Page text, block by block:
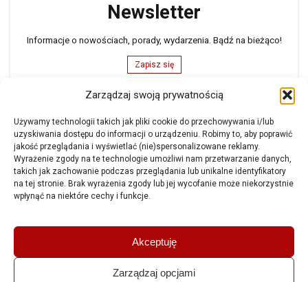
Zarządzaj swoją prywatnością
Używamy technologii takich jak pliki cookie do przechowywania i/lub
uzyskiwania dostępu do informacji o urządzeniu. Robimy to, aby poprawić
jakość przeglądania i wyświetlać (nie)spersonalizowane reklamy.
Wyrażenie zgody na te technologie umożliwi nam przetwarzanie danych,
takich jak zachowanie podczas przeglądania lub unikalne identyfikatory
na tej stronie. Brak wyrażenia zgody lub jej wycofanie może niekorzystnie
wpłynąć na niektóre cechy i funkcje.
Akceptuję
Zarządzaj opcjami
Newsletter
Informacje o nowościach, porady, wydarzenia. Bądź na bieżąco!
Zapisz się
Formularz kontaktowy
Masz pytania? Chcesz wiedzieć więcej na temat naszej oferty?
Napisz do nas
Amtra Sp. z o.o.
ul. Schonów 3, 41-200
Sosnowiec POLSKA
tel. +48 32 294 41 00